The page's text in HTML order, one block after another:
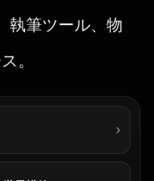
執筆ツール、物
。